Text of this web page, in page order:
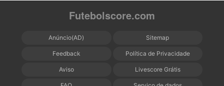
Futebolscore.com
Anúncio(AD) Sitemap
Feedback Política de Privacidade
Aviso Livescore Grátis